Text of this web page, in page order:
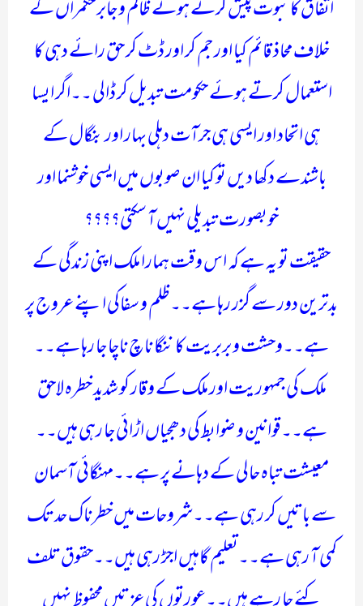
اتفاق کا ثبوت پیش کرتے ہوئے ظالم و جابر حکمراں کے
خلاف محاذ قائم کیا اور جم کر اور ڈٹ کر حق رائے دہی کا
استعمال کرتے ہوئے حکومت تبدیل کر ڈالی ۔۔اگر ایسا
ہی اتحاد اور ایسی ہی جرآت دہلی بہار اور بنگال کے
باشندے دکھا دیں تو کیا ان صوبوں میں ایسی خوشنما اور
خوبصورت تبدیلی نہیں آ سکتی؟؟؟؟
حقیقت تو یہ ہے کہ اس وقت ہمارا ملک اپنی زندگی کے
بدترین دور سے گزر رہا ہے۔۔ظلم و سفاکی اپنے عروج پر
ہے۔۔وحشت و بربریت کا ننگا ناچ ناچا جا رہا ہے۔۔
ملک کی جمہوریت اور ملک کے وقار کو شدید خطرہ لاحق
ہے۔۔قوانین و ضوابط کی دھجیاں اڑائی جا رہی ہیں۔۔
معیشت تباہ حالی کے دہانے پر ہے۔۔مہنگائی آسمان
سے باتیں کر رہی ہے۔۔شروحات میں خطرناک حد تک
کمی آ رہی ہے۔۔تعلیم گاہیں اجڑ رہی ہیں۔۔حقوق تلف